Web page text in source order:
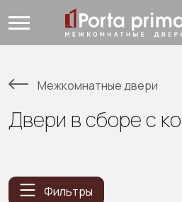
Межкомнатные двери
Двери в сборе с
Фильтры